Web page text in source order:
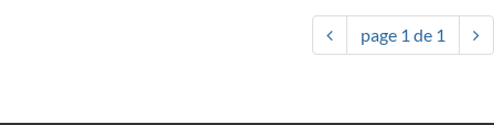
page 1 de 1